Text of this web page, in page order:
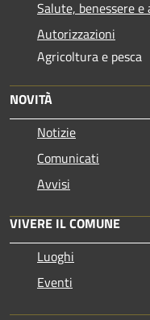
Salute, benessere e
Autorizzazioni
Agricoltura e pesca
NOVITÀ
Notizie
Comunicati
Avvisi
VIVERE IL COMUNE
Luoghi
Eventi